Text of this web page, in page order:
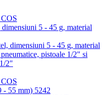
5 - 45 g, material
- 55 mm) 5242